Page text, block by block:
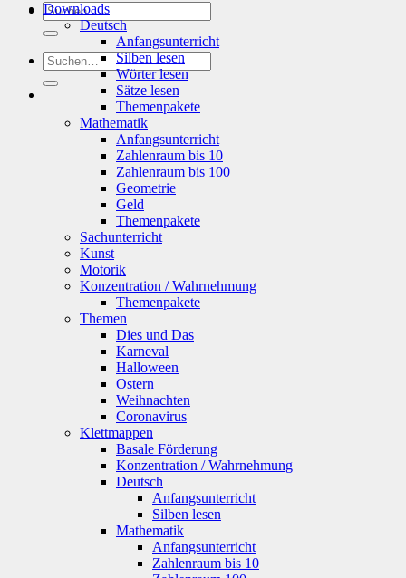
Suchen
nach:
Suchen
nach:
Downloads
Deutsch
Anfangsunterricht
Silben lesen
Wörter lesen
Sätze lesen
Themenpakete
Mathematik
Anfangsunterricht
Zahlenraum bis 10
Zahlenraum bis 100
Geometrie
Geld
Themenpakete
Sachunterricht
Kunst
Motorik
Konzentration / Wahrnehmung
Themenpakete
Themen
Dies und Das
Karneval
Halloween
Ostern
Weihnachten
Coronavirus
Klettmappen
Basale Förderung
Konzentration / Wahrnehmung
Deutsch
Anfangsunterricht
Silben lesen
Mathematik
Anfangsunterricht
Zahlenraum bis 10